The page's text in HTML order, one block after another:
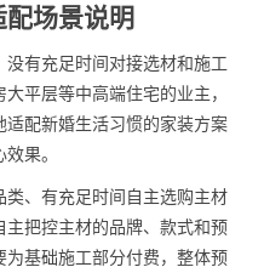
场景说明
有充足时间对接选材和施工
平层等中高端住宅的业主，
配新婚生活习惯的家装方案
果。
、有充足时间自主选购主材
把控主材的品牌、款式和预
基础施工部分付费，整体预